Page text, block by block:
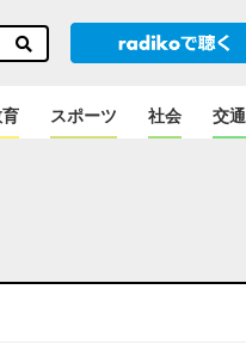
スポーツ 社会 交通